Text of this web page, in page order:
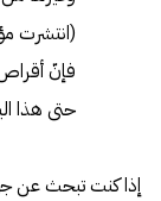
حتى هذا